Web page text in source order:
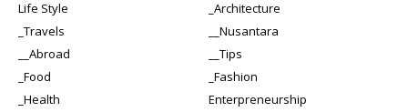
Life Style
_Architecture
_Travels
__Nusantara
__Abroad
__Tips
_Food
_Fashion
_Health
Enterpreneurship